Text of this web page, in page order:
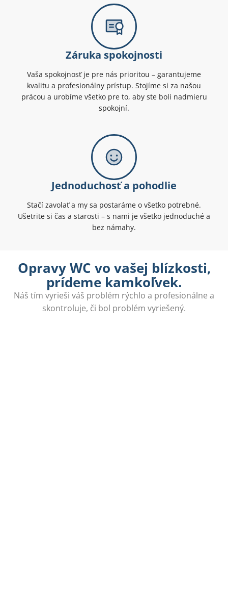
Záruka spokojnosti
Vaša spokojnosť je pre nás prioritou – garantujeme
kvalitu a profesionálny prístup. Stojíme si za našou
prácou a urobíme všetko pre to, aby ste boli nadmieru
spokojní.
Jednoduchosť a pohodlie
Stačí zavolať a my sa postaráme o všetko potrebné.
Ušetrite si čas a starosti – s nami je všetko jednoduché a
bez námahy.
Opravy WC vo vašej blízkosti,
prídeme kamkoľvek.
Náš tím vyrieši váš problém rýchlo a profesionálne a
skontroluje, či bol problém vyriešený.